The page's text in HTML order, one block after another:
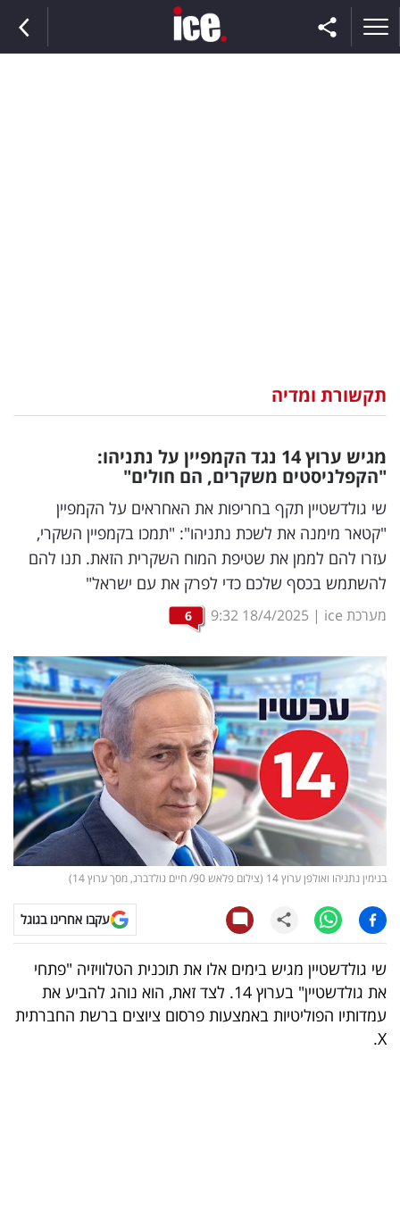
וצרכנות
דיגיטל
וטק
שיווק
ופרסום
משפט
מדדים
ומחקרים
דעות
רכילות
עסקית
קריפטו
ויראלי
טלוויזיה
עסקי
ספורט
קריירה
תקשורת ומדיה
מגיש ערוץ 14 נגד הקמפיין על נתניהו:
"הקפלניסטים משקרים, הם חולים"
שי גולדשטיין תקף בחריפות את האחראים על הקמפיין
"קטאר מימנה את לשכת נתניהו": "תמכו בקמפיין השקרי,
עזרו להם לממן את שטיפת המוח השקרית הזאת. תנו להם
להשתמש בכסף שלכם כדי לפרק את עם ישראל"
מערכת ice |
18/4/2025
9:32
6
בנימין נתניהו ואולפן ערוץ 14 (צילום פלאש 90/ חיים גולדברג, מסך ערוץ 14)
עקבו אחרינו בגוגל
שי גולדשטיין מגיש בימים אלו את תוכנית הטלוויזיה "פתחי
את גולדשטיין" בערוץ 14. לצד זאת, הוא נוהג להביע את
עמדותיו הפוליטיות באמצעות פרסום ציוצים ברשת החברתית
X.